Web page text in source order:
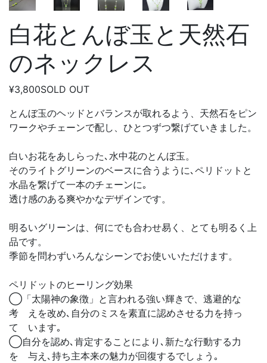
白花とんぼ玉と天然石
のネックレス
¥3,800SOLD OUT
とんぼ玉のヘッドとバランスが取れるよう、天然石をピン
ワークやチェーンで配し、ひとつずつ繋げていきました。
白いお花をあしらった､水中花のとんぼ玉。
そのライトグリーンのベースに合うように､ペリドットと
水晶を繋げて一本のチェーンに｡
透け感のある爽やかなデザインです。
明るいグリーンは、何にでも合わせ易く、とても明るく上
品です。
季節を問わずいろんなシーンでお使いいただけます。
ペリドットのヒーリング効果
◯「太陽神の象徴」と言われる強い輝きで、逃避的な
考 えを改め､自分のミスを素直に認めさせる力を持っ
て います｡
◯自分を認め､肯定することにより､新たな行動する力
を 与え､持ち主本来の魅力が回復するでしょう｡